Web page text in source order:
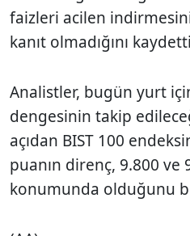
faizleri acilen
kanıt olmadığını
Analistler, bugün yurt
dengesinin takip
açıdan BIST 100
puanın direnç, 9.800 ve
konumunda olduğunu